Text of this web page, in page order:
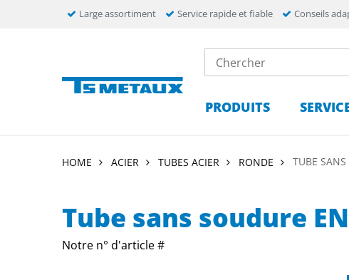
Large assortiment Service rapide et fiable Conseils
PRODUITS
HOME ACIER TUBES ACIER RONDE TUBE
Tube sans soudure EN
Notre n° d'article #